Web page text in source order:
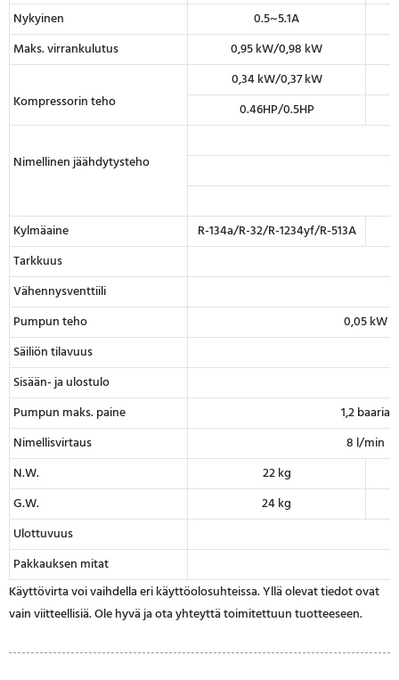
Nykyinen
0.5~5.1A
Maks. virrankulutus
0,95 kW/0,98 kW
Kompressorin teho
0,34 kW/0,37 kW
0.46HP/0.5HP
Nimellinen jäähdytysteho
Kylmäaine
R-134a/R-32/R-1234yf/R-513A
Tarkkuus
Vähennysventtiili
Pumpun teho
0,05 kW
Säiliön tilavuus
Sisään- ja ulostulo
Pumpun maks. paine
1,2 baaria
Nimellisvirtaus
8 l/min
N.W.
22 kg
G.W.
24 kg
Ulottuvuus
Pakkauksen mitat
Käyttövirta voi vaihdella eri käyttöolosuhteissa. Yllä olevat tiedot ovat
vain viitteellisiä. Ole hyvä ja ota yhteyttä toimitettuun tuotteeseen.